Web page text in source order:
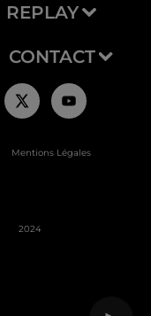
REPLAY
CONTACT
Mentions Légales
2024